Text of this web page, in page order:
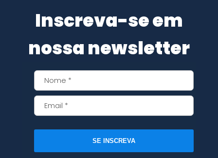
Inscreva-se em
nossa newsletter
SE INSCREVA